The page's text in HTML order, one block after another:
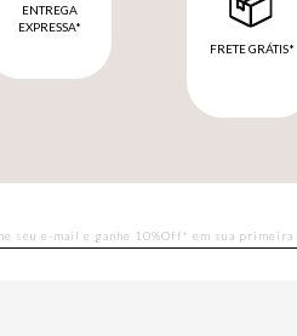
ENTREGA
EXPRESSA*
FRETE GRÁTIS*